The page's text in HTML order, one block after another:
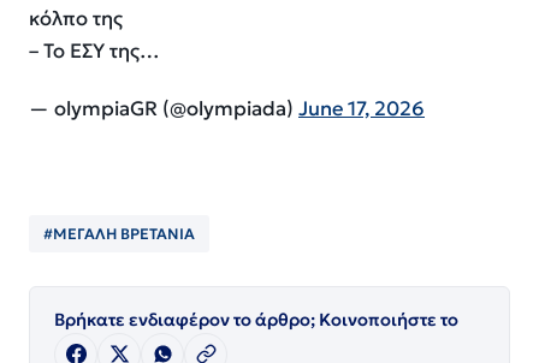
κόλπο της
– Το ΕΣΥ της…
— olympiaGR (@olympiada) June 17, 2026
#ΜΕΓΑΛΗ ΒΡΕΤΑΝΙΑ
Βρήκατε ενδιαφέρον το άρθρο; Κοινοποιήστε το